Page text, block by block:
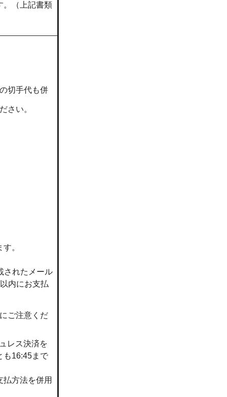
。（上記書類
切手代も併
さい。
。
されたメール
内にお支払
ご注意くだ
レス決済を
も16:45まで
方法を併用